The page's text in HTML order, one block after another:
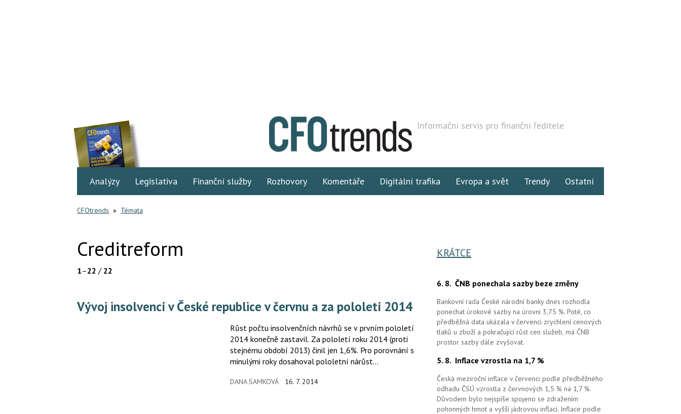
Informační servis pro finanční ředitele
Analýzy Legislativa Finanční služby Rozhovory Komentáře Digitální trafika Evropa a svět Trendy Ostatní
CFOtrends » Témata
Creditreform
1–22 / 22
Vývoj insolvencí v České republice v červnu a za pololetí 2014
Růst počtu insolvenčních návrhů se v prvním pololetí
2014 konečně zastavil. Za pololetí roku 2014 (proti
stejnému období 2013) činil jen 1,6%. Pro porovnání s
minulými roky dosahoval pololetní nárůst
2012/2011 36 % a 2011/ 2010 dokonce 56 %.
DANA SAMKOVÁ 16. 7. 2014
KRÁTCE
6. 8. ČNB ponechala sazby beze změny
Bankovní rada České národní banky dnes rozhodla
ponechat úrokové sazby na úrovni 3,75 %. Poté, co
předběžná data ukázala v červenci zrychlení cenových
tlaků u zboží a pokračující růst cen služeb, má ČNB
prostor sazby dále zvyšovat.
5. 8. Inflace vzrostla na 1,7 %
Česká meziroční inflace v červenci podle předběžného
odhadu ČSÚ vzrostla z červnových 1,5 % na 1,7 %.
Důvodem bylo nejspíše spojeno se zdražením
pohonných hmot a vyšší jádrovou inflací. Inflace podle